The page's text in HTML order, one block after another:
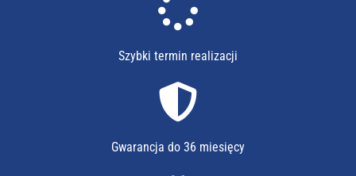
Szybki termin realizacji
Gwarancja do 36 miesięcy